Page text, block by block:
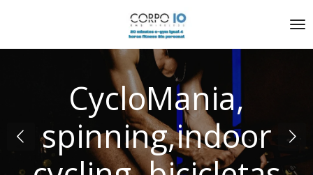
contenido
CycloMania,
spinning,indoor